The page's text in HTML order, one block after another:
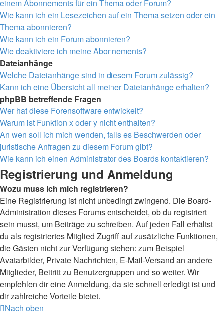
einem Abonnements für ein Thema oder Forum?
Wie kann ich ein Lesezeichen auf ein Thema setzen oder ein
Thema abonnieren?
Wie kann ich ein Forum abonnieren?
Wie deaktiviere ich meine Abonnements?
Dateianhänge
Welche Dateianhänge sind in diesem Forum zulässig?
Kann ich eine Übersicht all meiner Dateianhänge erhalten?
phpBB betreffende Fragen
Wer hat diese Forensoftware entwickelt?
Warum ist Funktion x oder y nicht enthalten?
An wen soll ich mich wenden, falls es Beschwerden oder
juristische Anfragen zu diesem Forum gibt?
Wie kann ich einen Administrator des Boards kontaktieren?
Registrierung und Anmeldung
Wozu muss ich mich registrieren?
Eine Registrierung ist nicht unbedingt zwingend. Die Board-
Administration dieses Forums entscheidet, ob du registriert
sein musst, um Beiträge zu schreiben. Auf jeden Fall erhältst
du als registriertes Mitglied Zugriff auf zusätzliche Funktionen,
die Gästen nicht zur Verfügung stehen: zum Beispiel
Avatarbilder, Private Nachrichten, E-Mail-Versand an andere
Mitglieder, Beitritt zu Benutzergruppen und so weiter. Wir
empfehlen dir eine Anmeldung, da sie schnell erledigt ist und
dir zahlreiche Vorteile bietet.
Nach oben